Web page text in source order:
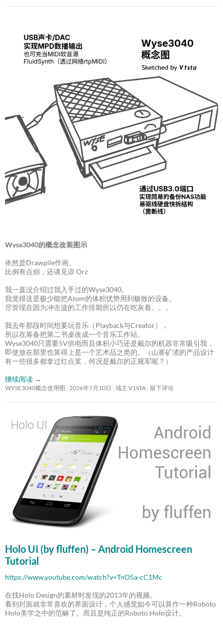
Wyse3040的概念改装图示
依然是Drawpile作画。
比例有点崩，还请见谅 Orz
我一直没介绍过我入手过的Wyse3040。
我觉得这是极少能把Atom的体积优势用到极致的设备。
尽管现在因为冲击波的工作排期所以仍在吃灰着。。。
我去年那段时间想要玩音乐（Playback与Creator），
所以在筹备把第二书桌改成一个音乐工作站。
Wyse3040只需要5V供电而且体积小巧还是戴尔的机器非常吸引我，
即使放在那里也算得上是一个艺术品之类的。（山寨矿渣的产品设计
有一些很多都拿过红点奖，何况是戴尔的正规军呢？）
继续阅读 →
WYSE3040概念使用图 2026年7月10日 域主 V1STA 留下评论
Holo UI (by fluffen) – Android Homescreen
Tutorial
https://www.youtube.com/watch?v=TnO5a-cC1Mc
在找Holo Design的素材时发现的2013年的视频。
看到封面就非常喜欢的界面设计，个人感觉如今可以算作一种Roboto
Holo美学之中的范畴了。而且是纯正的Roboto Holo设计。